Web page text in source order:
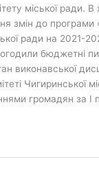
міської ради. В
змін до програми
ради на 2021-
бюджетні
виконавської
Чигиринської
громадян за І